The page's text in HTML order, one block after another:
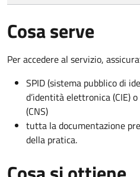
Cosa serve
Per accedere al servizio,
SPID (sistema pubblico di
d’identità elettronica (CIE)
(CNS)
tutta la documentazione
della pratica.